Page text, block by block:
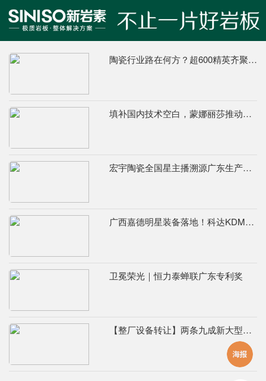
陶瓷行业路在何方？超600精英齐聚陶业年度思想盛会，樊纲、何乾、龙建刚献智破局
填补国内技术空白，蒙娜丽莎推动国际标准落地本地国标
宏宇陶瓷全国星主播溯源广东生产基地，进阶ROI长效变现新路径
广西嘉德明星装备落地！科达KDM526连续球磨系统实力出圈
卫冕荣光｜恒力泰蝉联广东专利奖
【整厂设备转让】两条九成新大型辊道窑